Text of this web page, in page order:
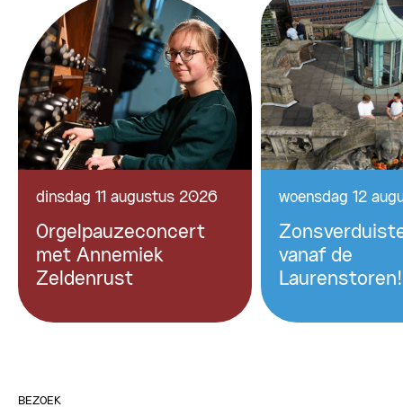
dinsdag 11 augustus 2026
Orgelpauzeconcert
met Annemiek
Zeldenrust
woensdag 12
vanaf de
Laurenstoren!
BEZOEK